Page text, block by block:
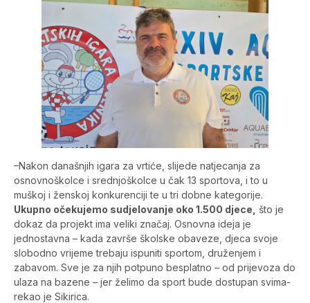
–Nakon današnjih igara za vrtiće, slijede natjecanja za
osnovnoškolce i srednjoškolce u čak 13 sportova, i to u
muškoj i ženskoj konkurenciji te u tri dobne kategorije.
Ukupno očekujemo sudjelovanje oko 1.500 djece,
što je
dokaz da projekt ima veliki značaj. Osnovna ideja je
jednostavna – kada završe školske obaveze, djeca svoje
slobodno vrijeme trebaju ispuniti sportom, druženjem i
zabavom. Sve je za njih potpuno besplatno – od prijevoza do
ulaza na bazene – jer želimo da sport bude dostupan svima-
rekao je Sikirica.